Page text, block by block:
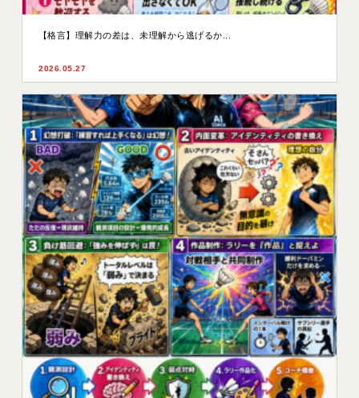
【格言】理解力の差は、未理解から逃げるか...
2026.05.27